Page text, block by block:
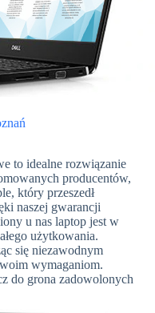
to idealne rozwiązanie
producentów,
który przeszedł
naszej gwarancji
u nas laptop jest w
użytkowania.
się niezawodnym
wymaganiom.
do grona zadowolonych